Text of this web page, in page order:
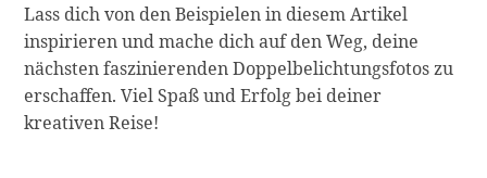
Lass dich von den Beispielen in diesem Artikel
inspirieren und mache dich auf den Weg, deine
nächsten faszinierenden Doppelbelichtungsfotos zu
erschaffen. Viel Spaß und Erfolg bei deiner
kreativen Reise!